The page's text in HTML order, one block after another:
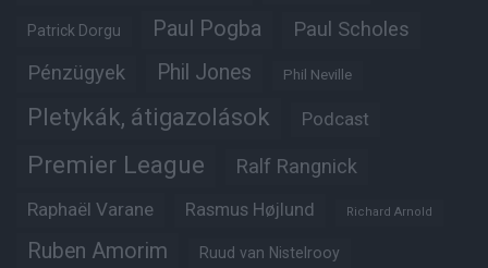
Patrick Dorgu Paul Pogba Paul Scholes
Pénzügyek Phil Jones Phil Neville
Pletykák, átigazolások Podcast
Premier League Ralf Rangnick
Raphaël Varane Rasmus Højlund Richard Arnold
Ruben Amorim Ruud van Nistelrooy